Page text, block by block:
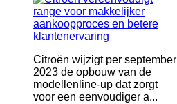
Citroën wijzigt per september
2023 de opbouw van de
modellenline-up dat zorgt
voor een eenvoudiger a...